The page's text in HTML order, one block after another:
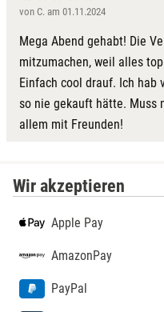
von C. am 01.11.2024
Mega Abend gehabt! Die
mitzumachen, weil alles
Einfach cool drauf. Ich hab
so nie gekauft hätte. Muss
allem mit Freunden!
Wir akzeptieren
Apple Pay
AmazonPay
PayPal